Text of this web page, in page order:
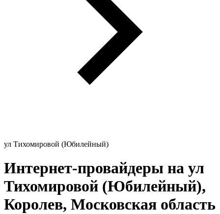
ул Тихомировой (Юбилейный)
Интернет-провайдеры на ул
Тихомировой (Юбилейный),
Королев, Московская область